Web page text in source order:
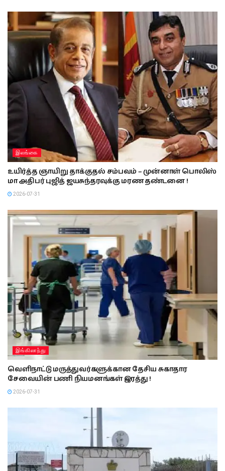
இலங்கை
உயிர்த்த ஞாயிறு தாக்குதல் சம்பவம் – முன்னாள் பொலிஸ்
மா அதிபர் புஜித் ஜயசுந்தரவுக்கு மரண தண்டனை !
2026-07-31
இங்கிலாந்து
வெளிநாட்டு மருத்துவர்களுக்கான தேசிய சுகாதார
சேவையின் பணி நியமனங்கள் இரத்து !
2026-07-31